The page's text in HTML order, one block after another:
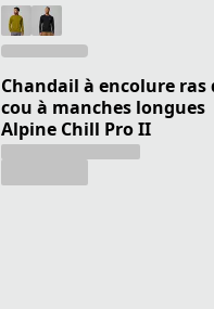
Chandail à encolure ras
cou à manches longues
Alpine Chill Pro II